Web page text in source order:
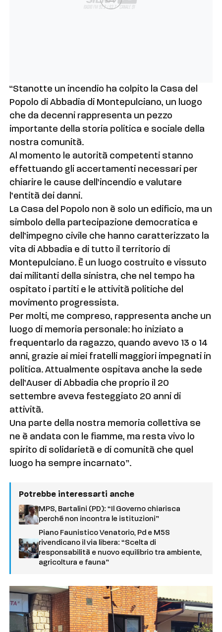
“Stanotte un incendio ha colpito la Casa del
Popolo di Abbadia di Montepulciano, un luogo
che da decenni rappresenta un pezzo
importante della storia politica e sociale della
nostra comunità.
Al momento le autorità competenti stanno
effettuando gli accertamenti necessari per
chiarire le cause dell’incendio e valutare
l’entità dei danni.
La Casa del Popolo non è solo un edificio, ma un
simbolo della partecipazione democratica e
dell’impegno civile che hanno caratterizzato la
vita di Abbadia e di tutto il territorio di
Montepulciano. È un luogo costruito e vissuto
dai militanti della sinistra, che nel tempo ha
ospitato i partiti e le attività politiche del
movimento progressista.
Per molti, me compreso, rappresenta anche un
luogo di memoria personale: ho iniziato a
frequentarlo da ragazzo, quando avevo 13 o 14
anni, grazie ai miei fratelli maggiori impegnati in
politica. Attualmente ospitava anche la sede
dell’Auser di Abbadia che proprio il 20
settembre aveva festeggiato 20 anni di
attività.
Una parte della nostra memoria collettiva se
ne è andata con le fiamme, ma resta vivo lo
spirito di solidarietà e di comunità che quel
luogo ha sempre incarnato”.
Potrebbe interessarti anche
MPS, Bartalini (PD): “Il Governo chiarisca
perché non incontra le istituzioni”
Piano Faunistico Venatorio, Pd e M5S
rivendicano il via libera: “Scelta di
responsabilità e nuovo equilibrio tra ambiente,
agricoltura e fauna”